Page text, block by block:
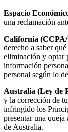
Espacio
una reclamación
California
derecho a saber
eliminación y optar
información
personal según lo
Australia (Ley de
y la corrección de
infringido los
presentar una
de Australia.